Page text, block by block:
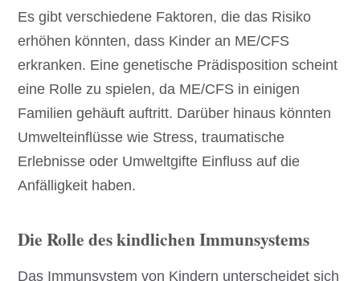
Es gibt verschiedene Faktoren, die das Risiko
erhöhen könnten, dass Kinder an ME/CFS
erkranken. Eine genetische Prädisposition scheint
eine Rolle zu spielen, da ME/CFS in einigen
Familien gehäuft auftritt. Darüber hinaus könnten
Umwelteinflüsse wie Stress, traumatische
Erlebnisse oder Umweltgifte Einfluss auf die
Anfälligkeit haben.
Die Rolle des kindlichen Immunsystems
Das Immunsystem von Kindern unterscheidet sich